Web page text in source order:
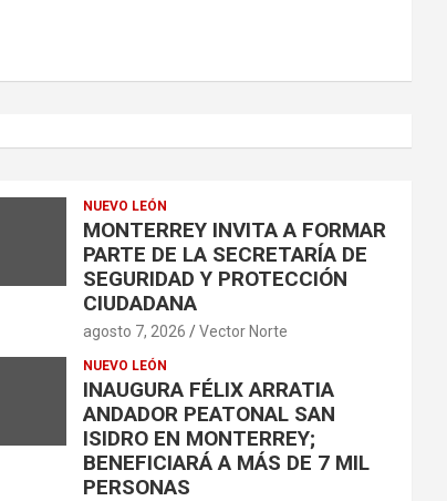
NUEVO LEÓN
MONTERREY INVITA A FORMAR
PARTE DE LA SECRETARÍA DE
SEGURIDAD Y PROTECCIÓN
CIUDADANA
agosto 7, 2026 Vector Norte
NUEVO LEÓN
INAUGURA FÉLIX ARRATIA
ANDADOR PEATONAL SAN
ISIDRO EN MONTERREY;
BENEFICIARÁ A MÁS DE 7 MIL
PERSONAS